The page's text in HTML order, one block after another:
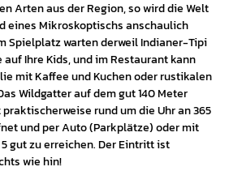
Arten aus der Region, so wird die Welt
eines Mikroskoptischs anschaulich
Spielplatz warten derweil Indianer-Tipi
Ihre Kids, und im Restaurant kann
mit Kaffee und Kuchen oder rustikalen
Wildgatter auf dem gut 140 Meter
rund um die Uhr an 365
und per Auto (Parkplätze) oder mit
gut zu erreichen. Der Eintritt ist
wie hin!